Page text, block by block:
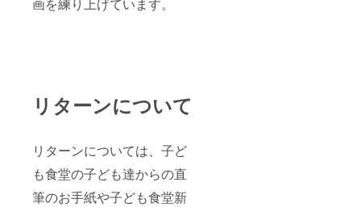
リターンについて
リターンについては、子ど
も食堂の子ども達からの直
筆のお手紙や子ども食堂新